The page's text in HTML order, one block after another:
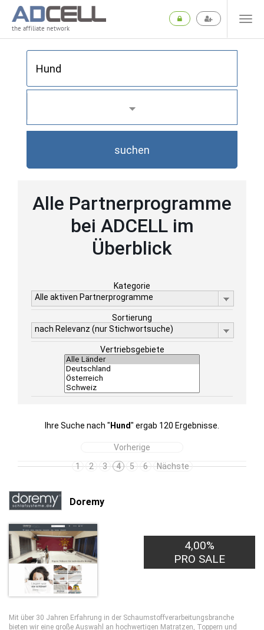
the affiliate network
suchen
Alle Partnerprogramme
bei ADCELL im
Überblick
Kategorie
Alle aktiven Partnerprogramme
Sortierung
nach Relevanz (nur Stichwortsuche)
Vertriebsgebiete
Ihre Suche nach " Hund" ergab 120 Ergebnisse.
Vorherige
1
2 3 4 5 6 Nächste
Doremy
4,00%
PRO SALE
Mit über 30 Jahren Erfahrung in der Schaumstoffverarbeitungsbranche
bieten wir eine große Auswahl an hochwertigen Matratzen, Toppern und